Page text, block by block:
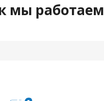
мы работаем